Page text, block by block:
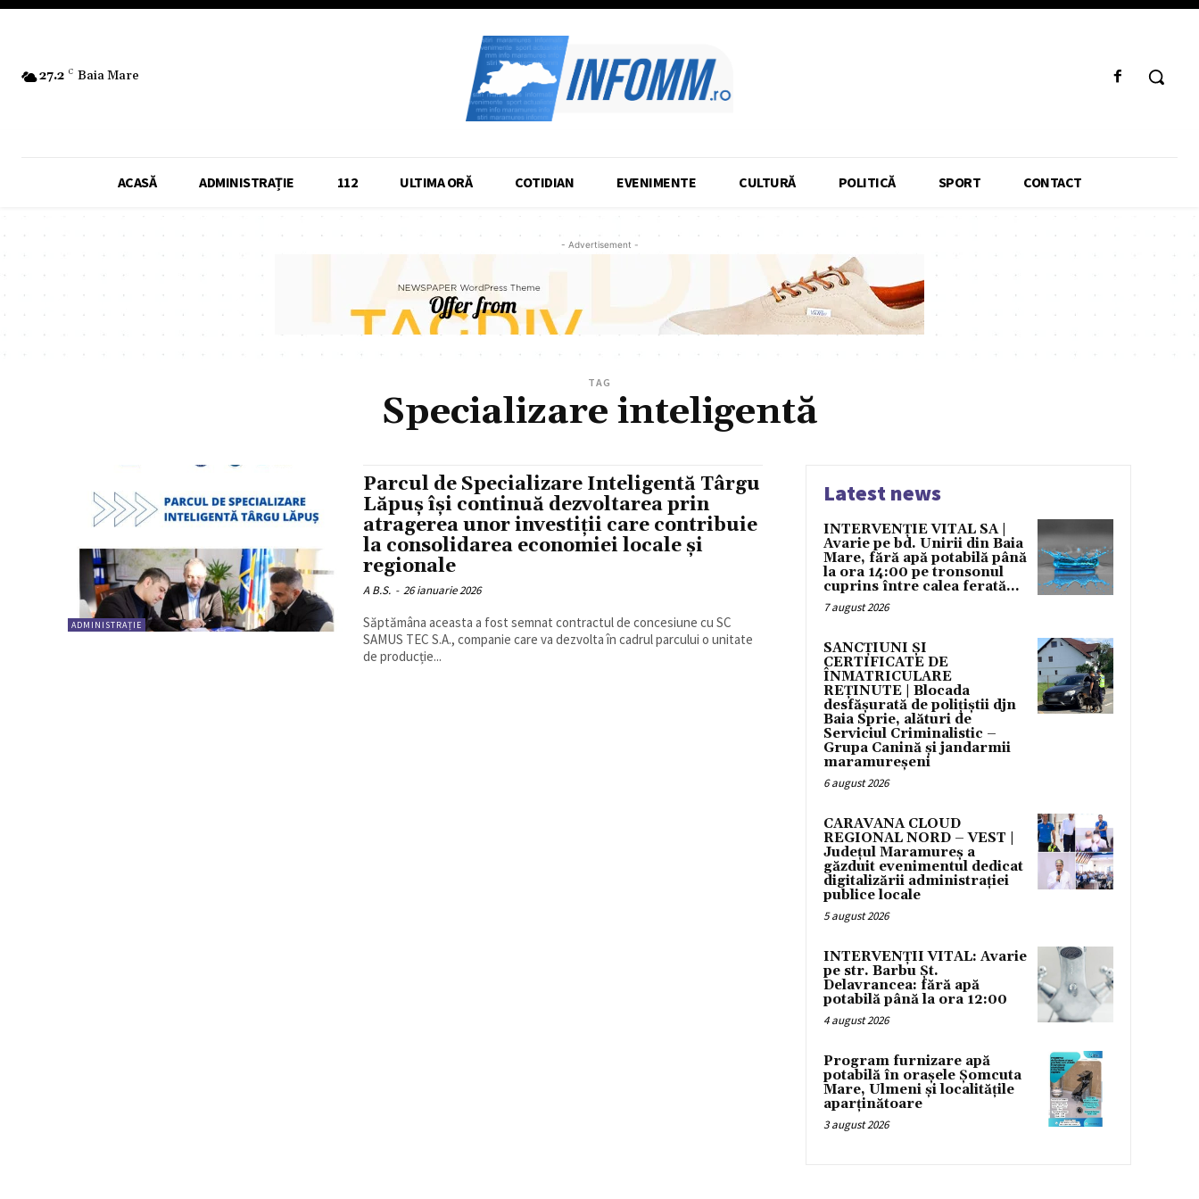
27.2 C Baia Mare
ACASĂ ADMINISTRAȚIE 112 ULTIMA ORĂ COTIDIAN EVENIMENTE CULTURĂ POLITICĂ SPORT CONTACT
- Advertisement -
TAG
Specializare inteligentă
ADMINISTRAȚIE
Parcul de Specializare Inteligentă Târgu
Lăpuș își continuă dezvoltarea prin
atragerea unor investiții care contribuie
la consolidarea economiei locale și
regionale
A B.S. - 26 ianuarie 2026
Săptămâna aceasta a fost semnat contractul de concesiune cu SC
SAMUS TEC S.A., companie care va dezvolta în cadrul parcului o unitate
de producție...
Latest news
INTERVENȚIE VITAL SA |
Avarie pe bd. Unirii din Baia
Mare, fără apă potabilă până
la ora 14:00 pe tronsonul
cuprins între calea ferată...
7 august 2026
SANCȚIUNI ȘI
CERTIFICATE DE
ÎNMATRICULARE
REȚINUTE | Blocada
desfășurată de polițiștii djn
Baia Sprie, alături de
Serviciul Criminalistic –
Grupa Canină și jandarmii
maramureșeni
6 august 2026
CARAVANA CLOUD
REGIONAL NORD – VEST |
Județul Maramureș a
găzduit evenimentul dedicat
digitalizării administrației
publice locale
5 august 2026
INTERVENȚII VITAL: Avarie
pe str. Barbu Șt.
Delavrancea: fără apă
potabilă până la ora 12:00
4 august 2026
Program furnizare apă
potabilă în orașele Șomcuta
Mare, Ulmeni și localitățile
aparținătoare
3 august 2026